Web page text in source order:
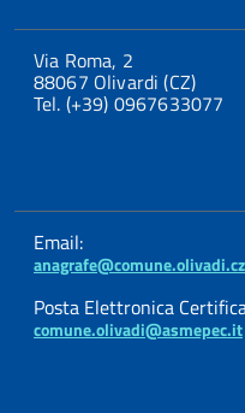
Via Roma, 2
88067 Olivardi (CZ)
Tel. (+39) 0967633077
Email:
Posta Elettronica
comune.olivadi@asmepec.it